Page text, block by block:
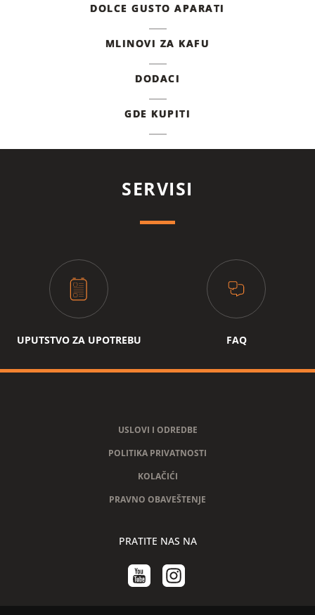
DOLCE GUSTO APARATI
MLINOVI ZA KAFU
DODACI
GDE KUPITI
SERVISI
UPUTSTVO ZA UPOTREBU FAQ
USLOVI I ODREDBE
POLITIKA PRIVATNOSTI
KOLAČIĆI
PRAVNO OBAVEŠTENJE
PRATITE NAS NA